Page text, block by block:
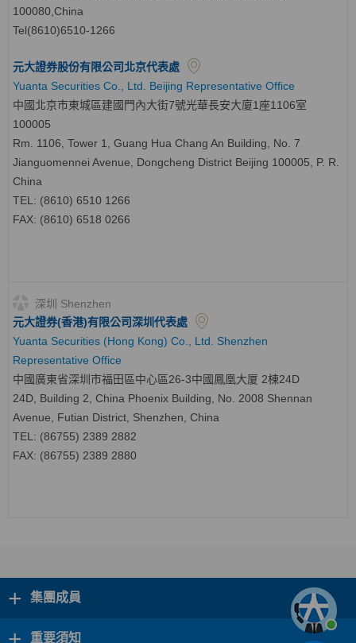
100080,China
Tel(8610)6510-1266
元大證券股份有限公司北京代表處
Yuanta Securities Co., Ltd. Beijing Representative Office
中國北京市東城區建國門內大街7號光華長安大廈1座1106室
100005
Rm. 1106, Tower 1, Guang Hua Chang An Building, No. 7
Jianguomennei Avenue, Dongcheng District Beijing 100005, P. R.
China
TEL: (8610) 6510 1266
FAX: (8610) 6518 0266
深圳 Shenzhen
元大證券(香港)有限公司深圳代表處
Yuanta Securities (Hong Kong) Co., Ltd. Shenzhen
Representative Office
中國廣東省深圳市福田區中心區26-3中國鳳凰大厦 2棟24D
24D, Building 2, China Phoenix Building, No. 2008 Shennan
Avenue, Futian District, Shenzhen, China
TEL: (86755) 2389 2882
FAX: (86755) 2389 2880
+ 集團成員
重要須知